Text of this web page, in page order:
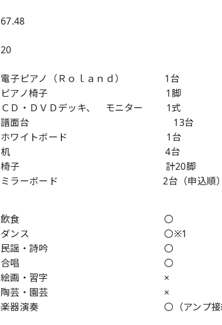
67.48
20
電子ピアノ（Ｒｏｌａｎｄ） 1台
ピアノ椅子 1脚
ＣＤ・ＤＶＤデッキ、 モニター 1
譜面台 13
ホワイトボード 1台
机 4台
椅子 計20脚
ミラーボード 2台（申込
飲食
ダンス
民謡・詩
合唱
絵画・習
陶芸・園
楽器演奏 〇（アンプ接続楽器・金